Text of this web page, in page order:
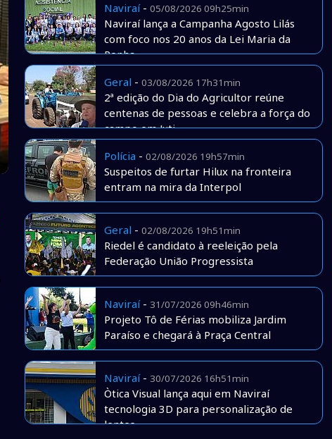
Naviraí- 05/08/2026 09h25min
Naviraí lança a Campanha Agosto Lilás
com foco nos 20 anos da Lei Maria da
Penha
Geral - 03/08/2026 17h31min
2ª edição do Dia do Agricultor reúne
centenas de pessoas e celebra a força do
campo em Juti
Polícia - 02/08/2026 19h57min
Suspeitos de furtar Hilux na fronteira
entram na mira da Interpol
Geral - 02/08/2026 19h51min
Riedel é candidato à reeleição pela
Federação União Progressista
Naviraí- 31/07/2026 09h46min
Projeto Tô de Férias mobiliza Jardim
Paraíso e chegará à Praça Central
Naviraí- 30/07/2026 16h51min
Òtica Visual lança aqui em Naviraí
tecnologia 3D para personalização de
lentes